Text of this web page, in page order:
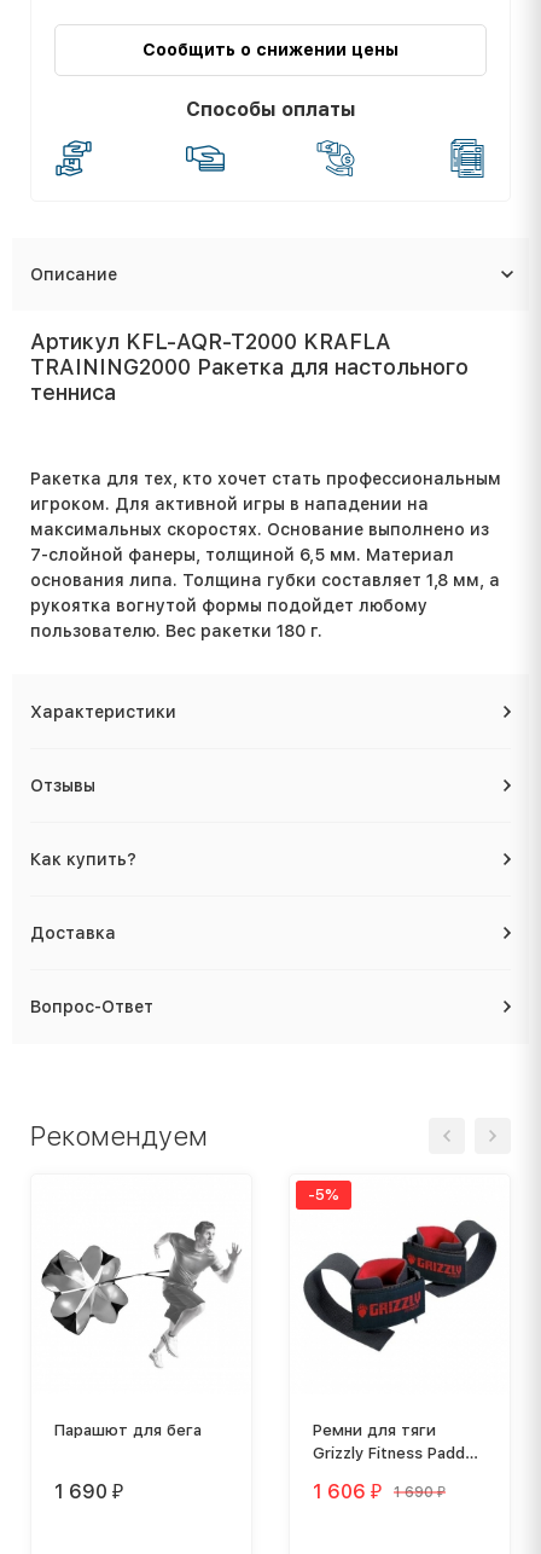
Сообщить о снижении цены
Способы оплаты
Описание
Артикул KFL-AQR-T2000 KRAFLA
TRAINING2000 Ракетка для настольного
тенниса
Ракетка для тех, кто хочет стать профессиональным
игроком. Для активной игры в нападении на
максимальных скоростях. Основание выполнено из
7-слойной фанеры, толщиной 6,5 мм. Материал
основания липа. Толщина губки составляет 1,8 мм, а
рукоятка вогнутой формы подойдет любому
пользователю. Вес ракетки 180 г.
Характеристики
Отзывы
Как купить?
Доставка
Вопрос-Ответ
Рекомендуем
Парашют для бега
1 690 ₽
-5%
Ремни для тяги
Grizzly Fitness Padded
пара
1 606 ₽ 1 690₽